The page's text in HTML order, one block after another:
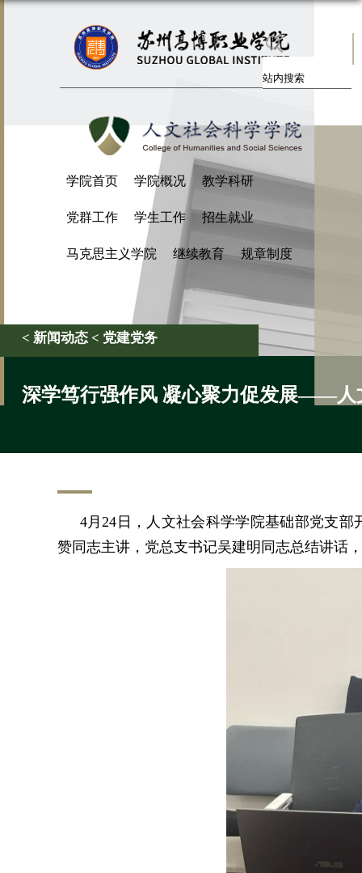
< 新闻动态 < 党建党务
深学笃行强作风 凝心聚力促发展——人
学院首页 学院概况 教学科研
党群工作 学生工作 招生就业
马克思主义学院 继续教育 规章制度
4月24 日，人文社会科学学院基础部党支
赞同志主讲，党总支书记吴建明同志总结讲话